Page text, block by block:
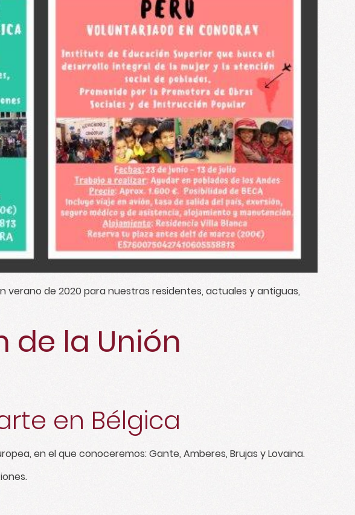
verano de 2020 para nuestras residentes, actuales y antiguas,
de la Unión
en Bélgica
en el que conoceremos: Gante, Amberes, Brujas y Lovaina.